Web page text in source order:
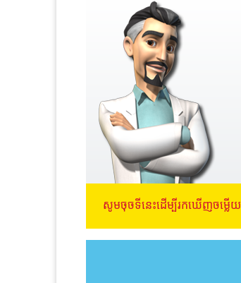
សូមចុចទីនេះដើម្បីរកឃើញចម្លើយ